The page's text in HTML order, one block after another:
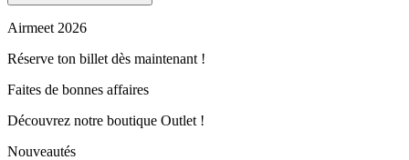
Airmeet 2026
Réserve ton billet dès maintenant !
Faites de bonnes affaires
Découvrez notre boutique Outlet !
Nouveautés